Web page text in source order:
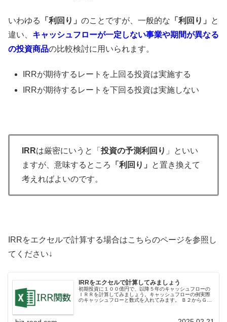
いわゆる 「利回り」 のことですが、一般的な 「利回り」
と
違い、 キャッシュフローが一定しない事業や期間が異なる
の投資商品の比較検討に用いられます。
IRRが期待するレートを上回る投資は実施する
IRRが期待するレートを下回る投資は実施しない
IRRは厳密にいうと「 投資の予測利回り 」といい
ますが、意味するところ
「利回り」
と置き換えて
考えればよいのです。
IRRをエクセルで計算する場合はこちらのページを参照し
てください↓
IRRをエクセルで計算してみましょう
初期投資に１００億円で、以降５年のキャッシュフローの
ＩＲＲを計算してみましょう。キャッシュフローの例実際
のキャッシュフローと数式を入れてみます。 Ｂ２からＧ２